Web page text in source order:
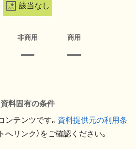
該当なし
非商用 商用
資料固有の条件
テンツです。 資料提供元の利用条
へリンク）をご確認ください。